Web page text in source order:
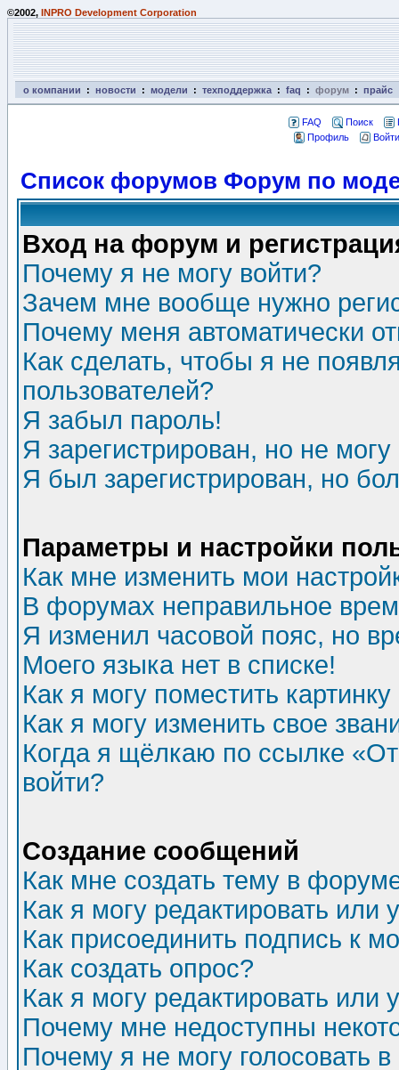
©2002, INPRO Development Corporation
о компании : новости : модели : техподдержка : faq : форум : прайс
FAQ Поиск
Профиль
Список форумов Форум по
Вход на форум и
Почему я не могу войти?
Зачем мне вообще нужно
Почему меня автоматически
Как сделать, чтобы я не
пользователей?
Я забыл пароль!
Я зарегистрирован, но не могу
Я был зарегистрирован, но
Параметры и настройки
Как мне изменить мои
В форумах неправильное
Я изменил часовой пояс, но
Моего языка нет в списке!
Как я могу поместить
Как я могу изменить свое
Когда я щёлкаю по ссылке
войти?
Создание сообщений
Как мне создать тему в
Как я могу редактировать или
Как присоединить подпись к
Как создать опрос?
Как я могу редактировать или
Почему мне недоступны
Почему я не могу голосовать